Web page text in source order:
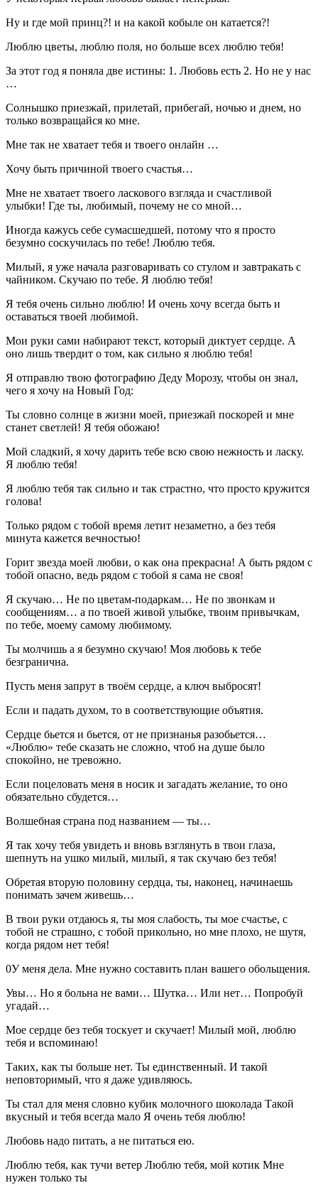
Ну и где мой принц?! и на какой кобыле он катается?!
Люблю цветы, люблю поля, но больше всех люблю тебя!
За этот год я поняла две истины: 1. Любовь есть 2. Но не у нас
…
Солнышко приезжай, прилетай, прибегай, ночью и днем, но
только возвращайся ко мне.
Мне так не хватает тебя и твоего онлайн …
Хочу быть причиной твоего счастья…
Мне не хватает твоего ласкового взгляда и счастливой
улыбки! Где ты, любимый, почему не со мной…
Иногда кажусь себе сумасшедшей, потому что я просто
безумно соскучилась по тебе! Люблю тебя.
Милый, я уже начала разговаривать со стулом и завтракать с
чайником. Скучаю по тебе. Я люблю тебя!
Я тебя очень сильно люблю! И очень хочу всегда быть и
оставаться твоей любимой.
Мои руки сами набирают текст, который диктует сердце. А
оно лишь твердит о том, как сильно я люблю тебя!
Я отправлю твою фотографию Деду Морозу, чтобы он знал,
чего я хочу на Новый Год:
Ты словно солнце в жизни моей, приезжай поскорей и мне
станет светлей! Я тебя обожаю!
Мой сладкий, я хочу дарить тебе всю свою нежность и ласку.
Я люблю тебя!
Я люблю тебя так сильно и так страстно, что просто кружится
голова!
Только рядом с тобой время летит незаметно, а без тебя
минута кажется вечностью!
Горит звезда моей любви, о как она прекрасна! А быть рядом с
тобой опасно, ведь рядом с тобой я сама не своя!
Я скучаю… Не по цветам-подаркам… Не по звонкам и
сообщениям… а по твоей живой улыбке, твоим привычкам,
по тебе, моему самому любимому.
Ты молчишь а я безумно скучаю! Моя любовь к тебе
безгранична.
Пусть меня запрут в твоём сердце, а ключ выбросят!
Если и падать духом, то в соответствующие объятия.
Сердце бьется и бьется, от не признанья разобьется…
«Люблю» тебе сказать не сложно, чтоб на душе было
спокойно, не тревожно.
Если поцеловать меня в носик и загадать желание, то оно
обязательно сбудется…
Волшебная страна под названием — ты…
Я так хочу тебя увидеть и вновь взглянуть в твои глаза,
шепнуть на ушко милый, милый, я так скучаю без тебя!
Обретая вторую половину сердца, ты, наконец, начинаешь
понимать зачем живешь…
В твои руки отдаюсь я, ты моя слабость, ты мое счастье, с
тобой не страшно, с тобой прикольно, но мне плохо, не шутя,
когда рядом нет тебя!
0У меня дела. Мне нужно составить план вашего обольщения.
Увы… Но я больна не вами… Шутка… Или нет… Попробуй
угадай…
Мое сердце без тебя тоскует и скучает! Милый мой, люблю
тебя и вспоминаю!
Таких, как ты больше нет. Ты единственный. И такой
неповторимый, что я даже удивляюсь.
Ты стал для меня словно кубик молочного шоколада Такой
вкусный и тебя всегда мало Я очень тебя люблю!
Любовь надо питать, а не питаться ею.
Люблю тебя, как тучи ветер Люблю тебя, мой котик Мне
нужен только ты